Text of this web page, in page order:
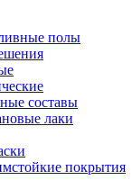
полы
составы
лаки
покрытия